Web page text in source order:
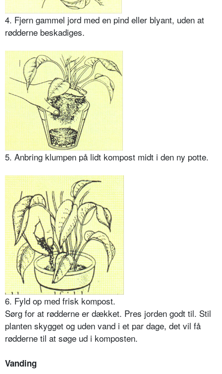
4. Fjern gammel jord med en pind eller blyant, uden at
rødderne beskadiges.
5. Anbring klumpen på lidt kompost midt i den ny potte.
6. Fyld op med frisk kompost.
Sørg for at rødderne er dæk­ket. Pres jorden godt til. Stil
planten skygget og uden vand i et par dage, det vil få
rødderne til at søge ud i kom­posten.
Vanding